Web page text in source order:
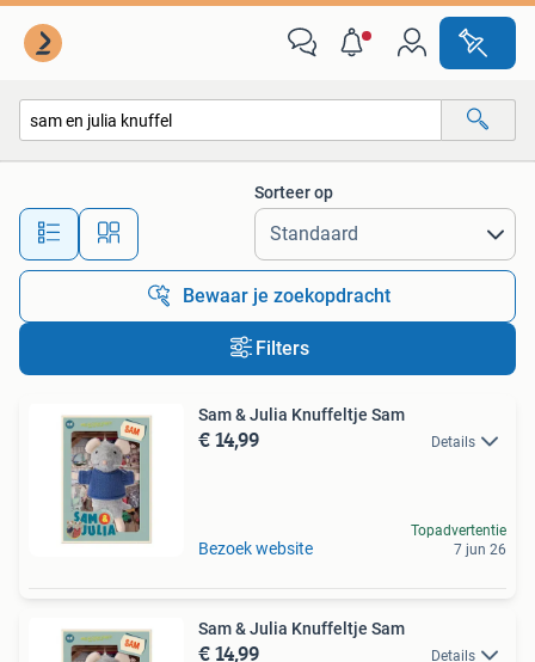
Alle afstanden…
Sorteer op
Bewaar je zoekopdracht
Filters
Sam & Julia Knuffeltje Sam
€ 14,99 Details
Bezoek website
Topadvertentie
7 jun 26
Sam & Julia Knuffeltje Sam
€ 14,99 Details